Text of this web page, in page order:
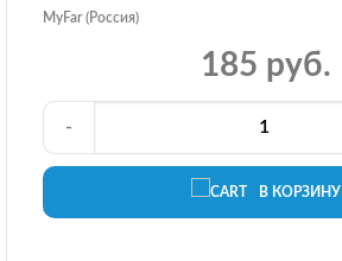
MyFar (Россия)
185 руб.
В КОРЗИНУ
-